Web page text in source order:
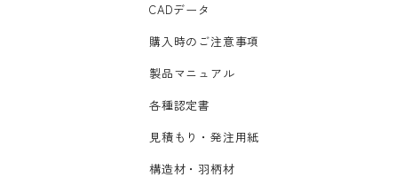
CADデータ
購入時のご注意事項
製品マニュアル
各種認定書
見積もり・発注用紙
構造材・羽柄材